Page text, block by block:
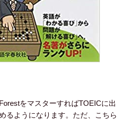
をマスターすればTOEICに出
るようになります。ただ、こちら